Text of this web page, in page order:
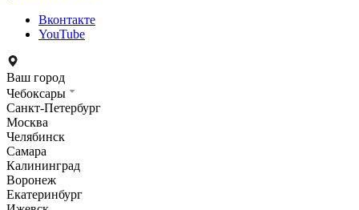
Вконтакте
YouTube
Ваш город
Чебоксары
Санкт-Петербург
Москва
Челябинск
Самара
Калининград
Воронеж
Екатеринбург